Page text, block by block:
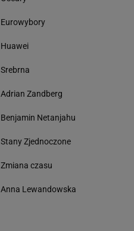
Eurowybory
Huawei
Srebrna
Adrian Zandberg
Benjamin Netanjahu
Stany Zjednoczone
Zmiana czasu
Anna Lewandowska